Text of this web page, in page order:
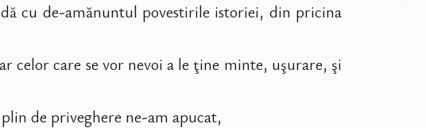
cu de-amănuntul povestirile istoriei, din pricina
celor care se vor nevoi a le ţine minte, uşurare, şi
de priveghere ne-am apucat,